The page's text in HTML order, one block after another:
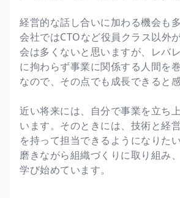
経営的な話し合いに加わる機会も
会社ではCTOなど役員クラス以外
会は多くないと思いますが、レバ
に拘わらず事業に関係する人間を
なので、その点でも成長できると
近い将来には、自分で事業を立ち
います。そのときには、技術と経
を持って担当できるようになりた
磨きながら組織づくりに取り組み
学び始めています。